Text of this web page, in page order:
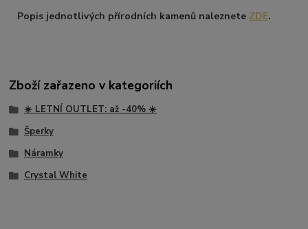
Popis jednotlivých přírodních kamenů naleznete ZDE.
Zboží zařazeno v kategoriích
☀️ LETNÍ OUTLET: až -40% ☀️
Šperky
Náramky
Crystal White